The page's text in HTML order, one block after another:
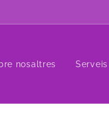
nosaltres Serveis